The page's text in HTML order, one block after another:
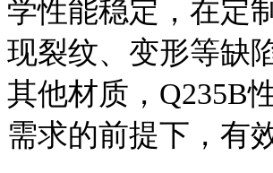
学性能稳定，在定
现裂纹、变形等缺
其他材质，Q235B
需求的前提下，有